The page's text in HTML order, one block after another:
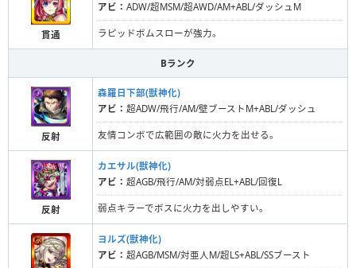
貫通
アビ： ADW/超MSM/超AWD/AM+ABL/ダッシュM
ラピッドボムスローが強力。
Bランク
反射
森羅日下部(獣神化)
アビ： 超ADW/飛行/AM/壁ブーストM+ABL/ダッシュ
友情コンボで広範囲の敵に火力を出せる。
反射
カエサル(獣神化)
アビ： 超AGB/飛行/AM/対弱点EL+ABL/回復L
弱点キラーでボスに火力を出しやすい。
ヨルズ(獣神化)
アビ： 超AGB/MSM/対亜人M/超LS+ABL/SSブースト